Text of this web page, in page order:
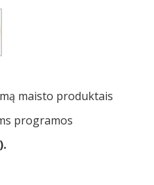
maisto produktais
programos